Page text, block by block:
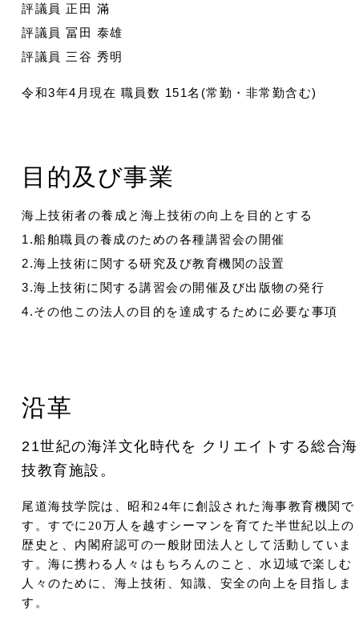
評議員 正田 滿
評議員 冨田 泰雄
評議員 三谷 秀明
令和3年4月現在 職員数 151名(常勤・非常勤含む)
目的及び事業
海上技術者の養成と海上技術の向上を目的とする
1.船舶職員の養成のための各種講習会の開催
2.海上技術に関する研究及び教育機関の設置
3.海上技術に関する講習会の開催及び出版物の発行
4.その他この法人の目的を達成するために必要な事項
沿革
21世紀の海洋文化時代を クリエイトする総合海
技教育施設。
尾道海技学院は、昭和24年に創設された海事教育機関で
す。すでに20万人を越すシーマンを育てた半世紀以上の
歴史と、内閣府認可の一般財団法人として活動していま
す。海に携わる人々はもちろんのこと、水辺域で楽しむ
人々のために、海上技術、知識、安全の向上を目指しま
す。